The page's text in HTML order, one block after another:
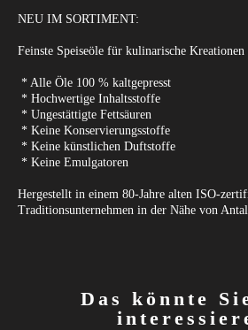
NEU IM SORTIMENT:
Feinste Speiseöle für kulinarische Kreationen
* Alle Öle 100 % kaltgepresst
* Hochwertige Inhaltsstoffe
* Ungestättigte Fettsäuren
* Keine Konservierungsstoffe
* Keine künstlichen Duftstoffe
* Keine Emulgatoren
Hergestellt in einem 80-Jahre alten ISO-
Traditionsunternehmen in der Nähe von
Das könnte